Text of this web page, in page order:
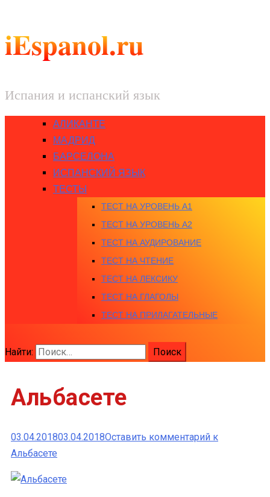
iEspanol.ru
Испания и испанский язык
АЛИКАНТЕ
МАДРИД
БАРСЕЛОНА
ИСПАНСКИЙ ЯЗЫК
ТЕСТЫ
ТЕСТ НА УРОВЕНЬ A1
ТЕСТ НА УРОВЕНЬ A2
ТЕСТ НА АУДИРОВАНИЕ
ТЕСТ НА ЧТЕНИЕ
ТЕСТ НА ЛЕКСИКУ
ТЕСТ НА ГЛАГОЛЫ
ТЕСТ НА ПРИЛАГАТЕЛЬНЫЕ
Найти:
Альбасете
03.04.201803.04.2018Оставить комментарий к
Альбасете